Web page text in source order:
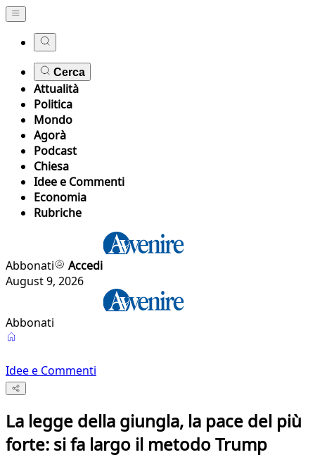
Cerca
Attualità
Politica
Mondo
Agorà
Podcast
Chiesa
Idee e Commenti
Economia
Rubriche
Abbonati
Accedi
August 9, 2026
Abbonati
Idee e Commenti
La legge della giungla, la pace del più
forte: si fa largo il metodo Trump